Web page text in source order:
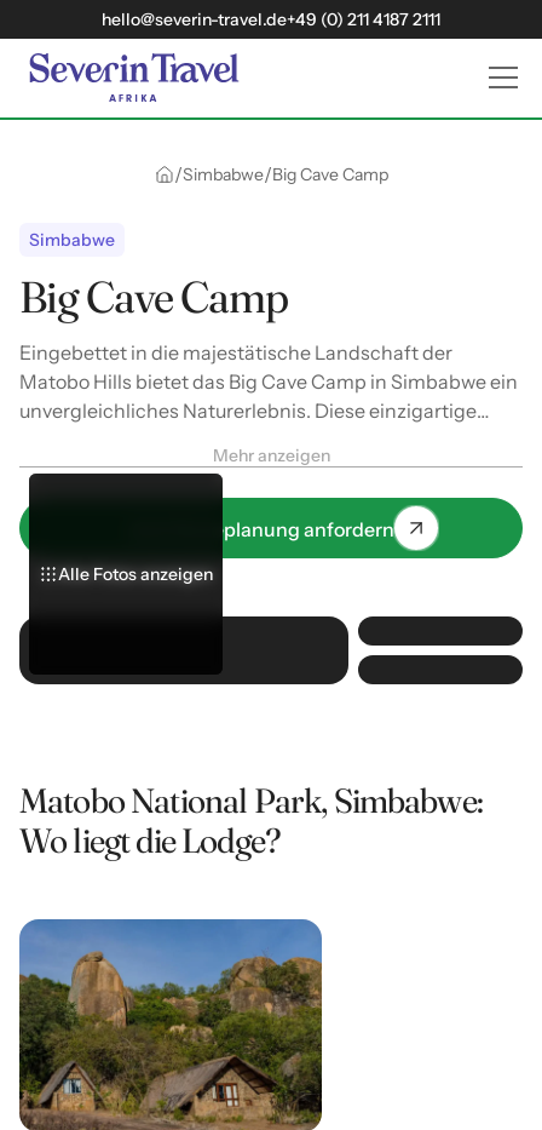
hello@severin-travel.de+49 (0) 211 4187 2111
/Simbabwe/Big Cave Camp
Simbabwe
Big Cave Camp
Eingebettet in die majestätische Landschaft der
Matobo Hills bietet das Big Cave Camp in Simbabwe ein
unvergleichliches Naturerlebnis. Diese einzigartige
Komfort und schafft so eine perfekte Balance zwischen
Abenteuer und Entspannung.
Mehr anzeigen
Jetzt Reiseplanung anfordern
Alle Fotos anzeigen
Alle Fotos anzeigen
Alle Fotos anzeigen
Matobo National Park, Simbabwe:
Wo liegt die Lodge?